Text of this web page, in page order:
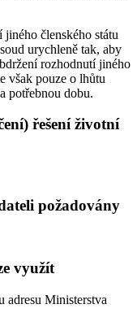
členského státu
urychleně tak, aby
rozhodnutí jiného
však pouze o lhůtu
potřebnou dobu.
řešení životní
požadovány
využít
adresu Ministerstva